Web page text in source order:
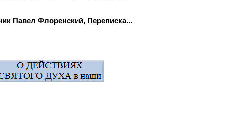
Павел Флоренский, Переписка...